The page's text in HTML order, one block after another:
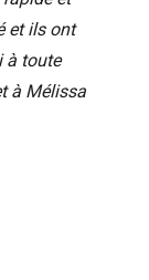
et ils ont
à toute
à Mélissa